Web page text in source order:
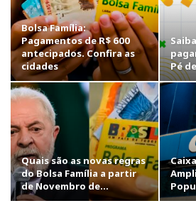
Bolsa Família:
Pagamentos de R$ 600
antecipados. Confira as
cidades
Pé
Quais são as novas regras
do Bolsa Família a partir
de Novembro de…